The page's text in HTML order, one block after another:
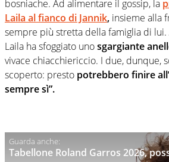
bosniache. Ad alimentare il gossip, la
Laila al fianco di Jannik, insieme alla
sempre più stretta della famiglia di lui.
Laila ha sfoggiato unosgargiante
vivace chiacchiericcio. I due, dunque,
scoperto: presto potrebbero finire
sempre sì”.
Tabellone Roland Garros 2026,